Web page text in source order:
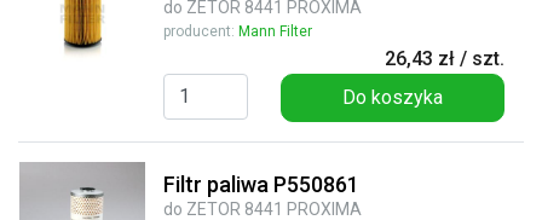
do ZETOR 8441 PROXIMA
producent: Mann Filter
26,43 zł / szt.
Do koszyka
Filtr paliwa P550861
do ZETOR 8441 PROXIMA